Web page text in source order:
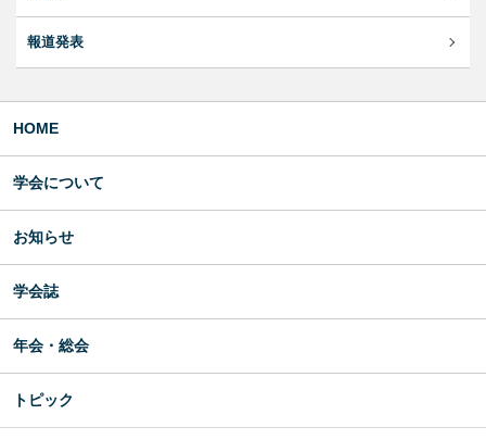
報道発表
HOME
学会について
お知らせ
学会誌
年会・総会
トピック